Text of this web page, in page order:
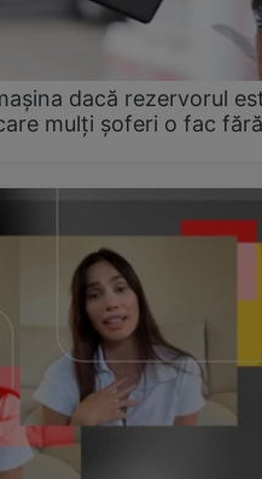
dacă rezervorul
mulți șoferi o fac